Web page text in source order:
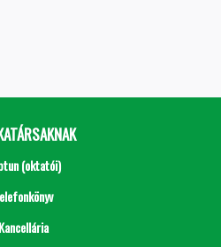
(oktatói)
Kancellária